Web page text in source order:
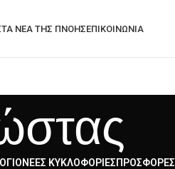
ΤΑ ΝΈΑ ΤΗΣ ΠΝΟΉΣΕΠΙΚΟΙΝΩΝΙΑ
ΝΈΕΣ ΚΥΚΛΟΦΟΡΊΕΣΠΡΟΣΦΟΡΈΣ